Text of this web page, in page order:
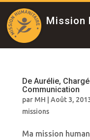
Mission
De Aurélie,
Communication
par MH Août 3,
missions
Ma mission